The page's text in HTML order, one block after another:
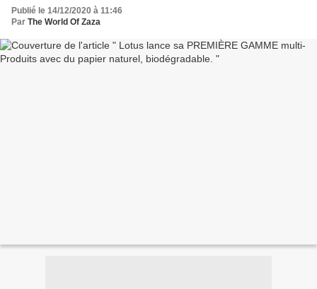
Publié le 14/12/2020 à 11:46
Par The World Of Zaza